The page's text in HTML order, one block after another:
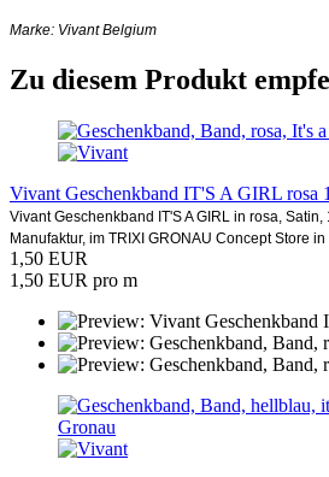
Marke: Vivant Belgium
Zu diesem Produkt
Vivant Geschenkband IT'S A GIRL rosa
Vivant Geschenkband IT'S A GIRL in rosa,
Manufaktur, im TRIXI GRONAU Concept Store in
1,50 EUR
1,50 EUR pro m